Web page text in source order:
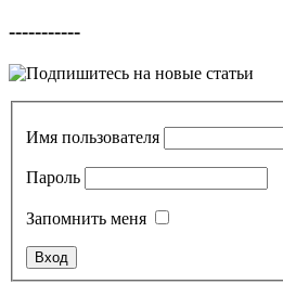
-----------
Имя пользователя
Пароль
Запомнить меня